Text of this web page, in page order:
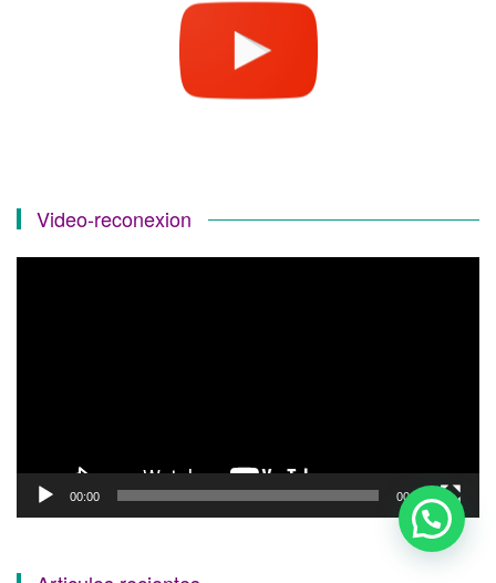
Video-reconexion
00:00 00:56
Reserva tu cita aquí
1